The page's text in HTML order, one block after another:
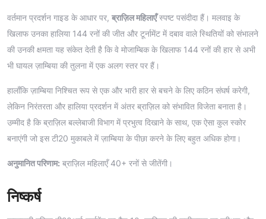
वर्तमान प्रदर्शन गाइड के आधार पर, ब्राज़िल महिलाएँस्पष्ट पसंदीदा हैं। मलवाइ के
खिलाफ उनका हालिया 144 रनों की जीत और टूर्नामेंट में दबाव वाले स्थितियों को संभालने
की उनकी क्षमता यह संकेत देती है कि वे मोजाम्बिक के खिलाफ 144 रनों की हार से अभी
भी घायल ज़ाम्बिया की तुलना में एक अलग स्तर पर हैं।
हालाँकि ज़ाम्बिया निश्चित रूप से एक और भारी हार से बचने के लिए कठिन संघर्ष करेगी,
लेकिन निरंतरता और हालिया प्रदर्शन में अंतर ब्राज़िल को संभावित विजेता बनाता है।
उम्मीद है कि ब्राज़िल बल्लेबाजी विभाग में प्रभुत्व दिखाने के साथ, एक ऐसा कुल स्कोर
बनाएंगी जो इस टी20 मुकाबले में ज़ाम्बिया के पीछा करने के लिए बहुत अधिक होगा।
अनुमानित परिणाम: ब्राज़िल महिलाएँ 40+ रनों से जीतेंगी।
निष्कर्ष